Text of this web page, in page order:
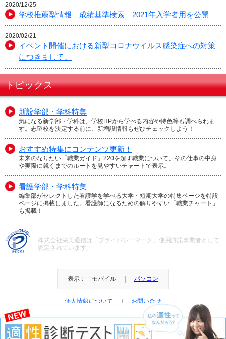
2020/12/25
学校推薦型情報 成績基準検索 2021年入学者用を公開
2020/02/21
イベント開催における新型コロナウイルス感染症への対策
につきまして。
トピックス
新設学部・学科特集
気になる新学部・学科は、学校HPから学べる内容や特色等も調べられま
す。志望校を決定する前に、新増設情報もぜひチェックしよう！
おすすめ特集にコンテンツ更新！
未来のなりたい「職業ガイド」220を超す職業について、その仕事の中身
や実際に就くまでのルートを見やすいチャートで表示。
看護学部・学科特集
編集部がセレクトした看護学を学べる大学・短期大学の特集ページを特設
ページに掲載しました。看護師になるための解りやすい「職業チャート」
も掲載！
株式会社栄美通信は「プライバシーマーク」使用許諾事業者として
認定されています。
表示： モバイル ｜ パソコン
個人情報について お問い合せ
＠Eibi Tsushin All Right Reserved.